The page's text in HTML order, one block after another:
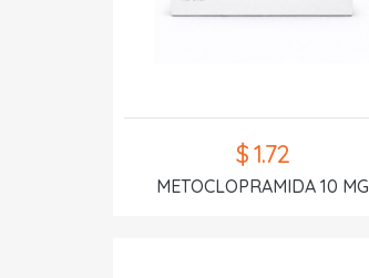
$ 1.72
METOCLOPRAMIDA 10 MG